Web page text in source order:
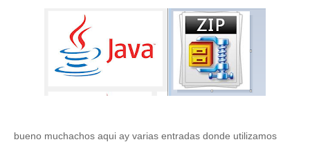
bueno muchachos aqui ay varias entradas donde utilizamos